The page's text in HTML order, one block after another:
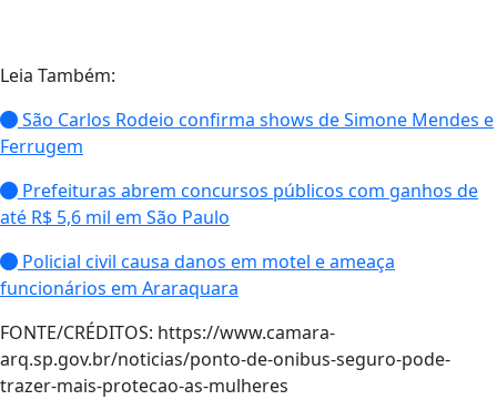
Leia Também:
São Carlos Rodeio confirma shows de Simone Mendes e
Ferrugem
Prefeituras abrem concursos públicos com ganhos de
até R$ 5,6 mil em São Paulo
Policial civil causa danos em motel e ameaça
funcionários em Araraquara
FONTE/CRÉDITOS: https://www.camara-
arq.sp.gov.br/noticias/ponto-de-onibus-seguro-pode-
trazer-mais-protecao-as-mulheres